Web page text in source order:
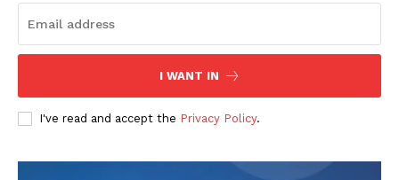
I WANT IN
I've read and accept the Privacy Policy.